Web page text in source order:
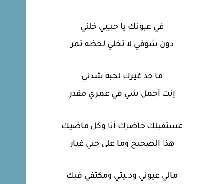
في عيونك يا حبيبي خلني
دون شوفي لا تخلي لحظه تمر
ما حد غيرك لحبه شدني
إنت أجمل شي في عمري مقدر
مستقبلك حاضرك أنا وكل ماضيك
هذا الصحيح وما على حبي غبار
مالي عيوني ودنيتي ومكتفي فيك